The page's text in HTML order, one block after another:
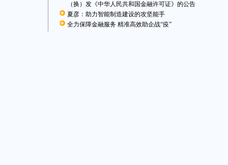
（换）发《中华人民共和国金融许可证》的公告
夏彦：助力智能制造建设的攻坚能手
全力保障金融服务 精准高效助企战“疫”